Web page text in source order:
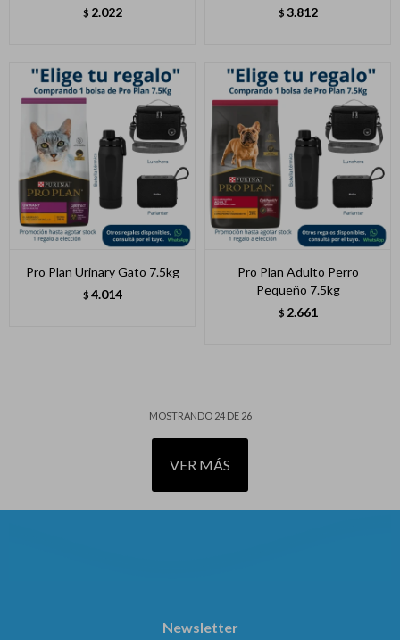
$ 2.022 $ 3.812
Pro Plan Urinary Gato 7.5kg
$ 4.014
Pro Plan Adulto Perro
Pequeño 7.5kg
$ 2.661
MOSTRANDO 24DE 26
VER MÁS
Newsletter